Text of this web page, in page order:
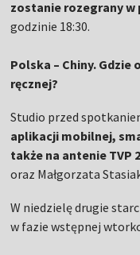
zostanie rozegrany w
godzinie 18:30.
Polska – Chiny. Gdzie
ręcznej?
Studio przed
aplikacji mobilnej,
także na antenie TVP
oraz Małgorzata
W niedzielę drugie
w fazie wstępnej